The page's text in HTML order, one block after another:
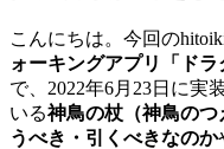
こんにちは。今回の
ォーキングアプリ「ドラ
で、2022年6月23日に実
いる神鳥の杖（神鳥のつ
うべき・引くべきなのか